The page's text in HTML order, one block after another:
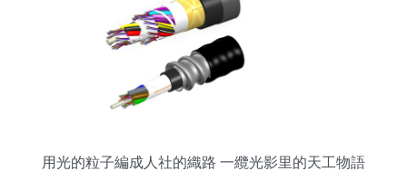
用光的粒子編成人社的織路 一纜光影里的天工物語